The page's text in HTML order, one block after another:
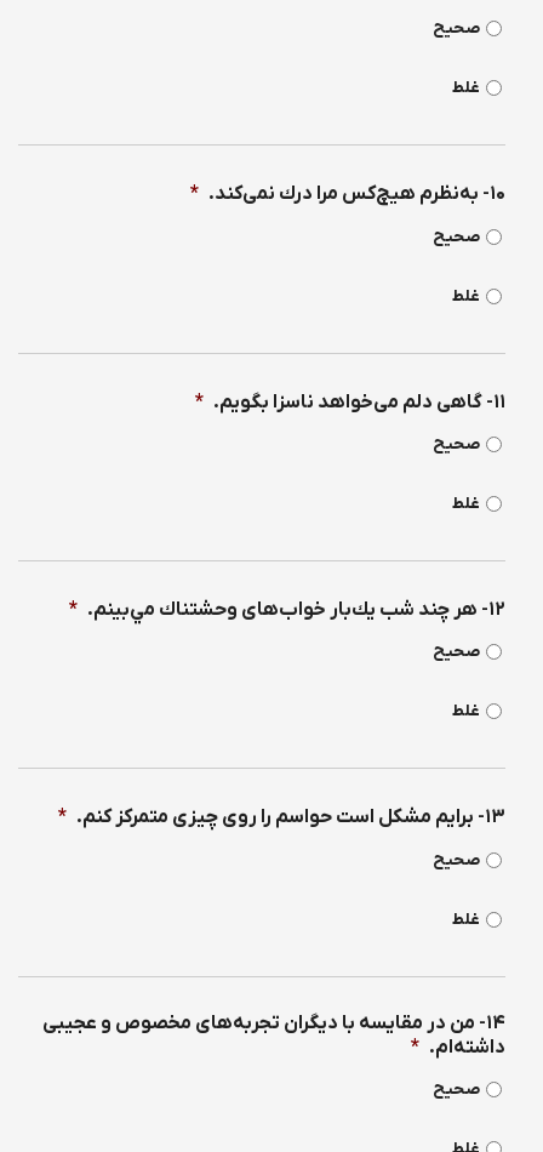
صحیح
غلط
۱۰- به‌نظرم هيچ‌كس مرا درك نمی‌كند. *
صحیح
غلط
۱۱- گاهی دلم می‌خواهد ناسزا بگویم. *
صحیح
غلط
۱۲- هر چند شب يك‌بار خواب‌های وحشتناك مي‌بينم. *
صحیح
غلط
۱۳- برايم مشكل است حواسم را روی چيزی متمركز كنم. *
صحیح
غلط
۱۴- من در مقايسه با ديگران تجربه‌های مخصوص و عجيبی
داشته‌ام. *
صحیح